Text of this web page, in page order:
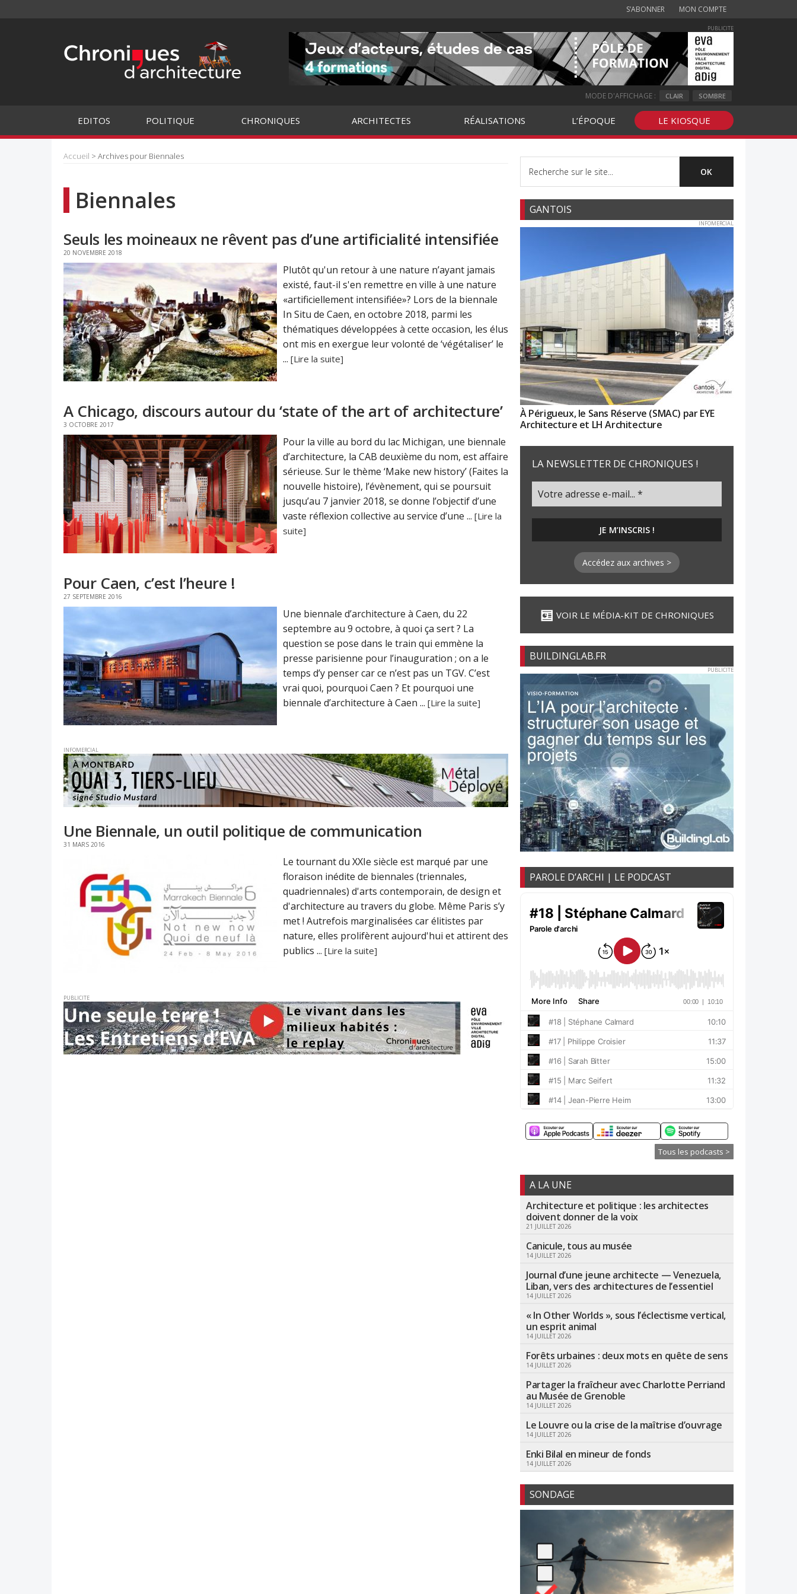
S’ABONNER MON COMPTE
PUBLICITE
MODE D'AFFICHAGE : CLAIR SOMBRE
EDITOS POLITIQUE CHRONIQUES ARCHITECTES RÉALISATIONS L’ÉPOQUE LE KIOSQUE
Accueil > Archives pour Biennales
Biennales
Seuls les moineaux ne rêvent pas d’une artificialité intensifiée
20 NOVEMBRE 2018
Plutôt qu'un retour à une nature n’ayant jamais
existé, faut-il s'en remettre en ville à une nature
«artificiellement intensifiée»? Lors de la biennale
In Situ de Caen, en octobre 2018, parmi les
thématiques développées à cette occasion, les élus
ont mis en exergue leur volonté de ‘végétaliser’ le
... [Lire la suite]
A Chicago, discours autour du ‘state of the art of architecture’
3 OCTOBRE 2017
Pour la ville au bord du lac Michigan, une biennale
d’architecture, la CAB deuxième du nom, est affaire
sérieuse. Sur le thème ‘Make new history’ (Faites la
nouvelle histoire), l’évènement, qui se poursuit
jusqu’au 7 janvier 2018, se donne l’objectif d’une
vaste réflexion collective au service d’une ... [Lire la
suite]
Pour Caen, c’est l’heure !
27 SEPTEMBRE 2016
Une biennale d’architecture à Caen, du 22
septembre au 9 octobre, à quoi ça sert ? La
question se pose dans le train qui emmène la
presse parisienne pour l’inauguration ; on a le
temps d’y penser car ce n’est pas un TGV. C’est
vrai quoi, pourquoi Caen ? Et pourquoi une
biennale d’architecture à Caen ... [Lire la suite]
INFOMERCIAL
Une Biennale, un outil politique de communication
31 MARS 2016
Le tournant du XXIe siècle est marqué par une
floraison inédite de biennales (triennales,
quadriennales) d'arts contemporain, de design et
d'architecture au travers du globe. Même Paris s’y
met ! Autrefois marginalisées car élitistes par
nature, elles prolifèrent aujourd'hui et attirent des
publics ... [Lire la suite]
PUBLICITE
GANTOIS
INFOMERCIAL
À Périgueux, le Sans Réserve (SMAC) par EYE
Architecture et LH Architecture
LA NEWSLETTER DE CHRONIQUES !
Accédez aux archives >
VOIR LE MÉDIA-KIT DE CHRONIQUES
BUILDINGLAB.FR
PUBLICITE
PAROLE D’ARCHI | LE PODCAST
Tous les podcasts >
A LA UNE
Architecture et politique : les architectes
doivent donner de la voix
21 JUILLET 2026
Canicule, tous au musée
14 JUILLET 2026
Journal d’une jeune architecte — Venezuela,
Liban, vers des architectures de l’essentiel
14 JUILLET 2026
« In Other Worlds », sous l’éclectisme vertical,
un esprit animal
14 JUILLET 2026
Forêts urbaines : deux mots en quête de sens
14 JUILLET 2026
Partager la fraîcheur avec Charlotte Perriand
au Musée de Grenoble
14 JUILLET 2026
Le Louvre ou la crise de la maîtrise d’ouvrage
14 JUILLET 2026
Enki Bilal en mineur de fonds
14 JUILLET 2026
SONDAGE